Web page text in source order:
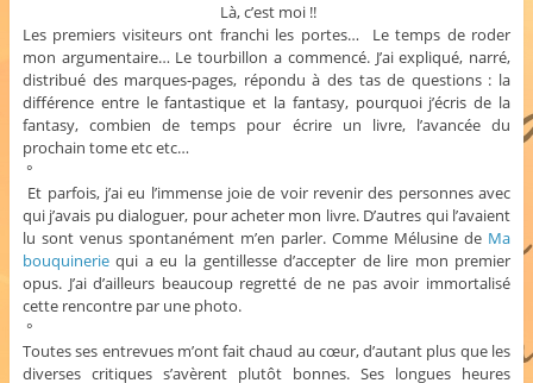
Là, c’est moi !!
Les premiers visiteurs ont franchi les portes… Le temps de roder
mon argumentaire… Le tourbillon a commencé. J’ai expliqué, narré,
distribué des marques-pages, répondu à des tas de questions : la
différence entre le fantastique et la fantasy, pourquoi j’écris de la
fantasy, combien de temps pour écrire un livre, l’avancée du
prochain tome etc etc…
°
Et parfois, j’ai eu l’immense joie de voir revenir des personnes avec
qui j’avais pu dialoguer, pour acheter mon livre. D’autres qui l’avaient
lu sont venus spontanément m’en parler. Comme Mélusine de Ma
bouquineriequi a eu la gentillesse d’accepter de lire mon premier
opus. J’ai d’ailleurs beaucoup regretté de ne pas avoir immortalisé
cette rencontre par une photo.
°
Toutes ses entrevues m’ont fait chaud au cœur, d’autant plus que les
diverses critiques s’avèrent plutôt bonnes. Ses longues heures